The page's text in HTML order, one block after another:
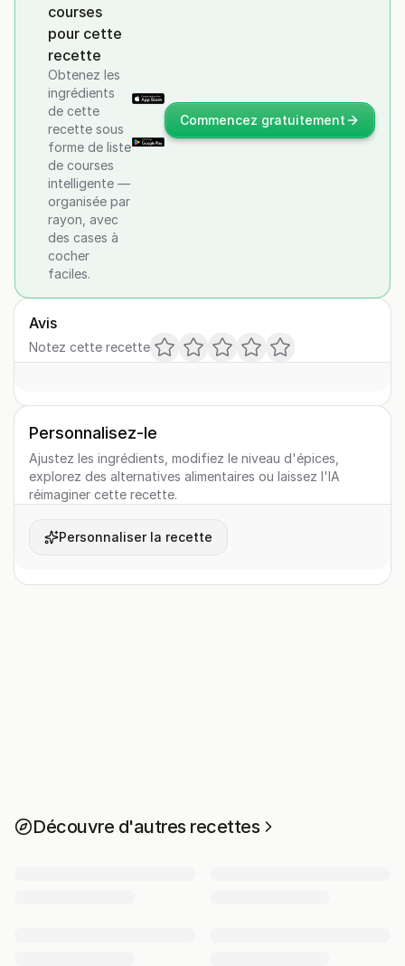
courses
pour cette
recette
Obtenez les
ingrédients
de cette
recette sous
forme de liste
de courses
intelligente —
organisée par
rayon, avec
des cases à
cocher
faciles.
Commencez gratuitement
Avis
Notez cette recette
Personnalisez-le
Ajustez les ingrédients, modifiez le niveau d'épices,
explorez des alternatives alimentaires ou laissez l'IA
réimaginer cette recette.
Personnaliser la recette
Découvre d'autres recettes